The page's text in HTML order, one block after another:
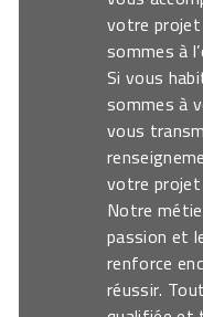
votre projet
sommes à
Si vous
sommes à
vous
votre projet
Notre
passion et
renforce
réussir.